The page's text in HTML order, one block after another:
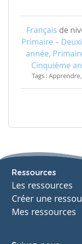
Français de
Primaire –
année,
Cinquième
Tags :
Ressources
Les ressources
Créer une
Mes ressources